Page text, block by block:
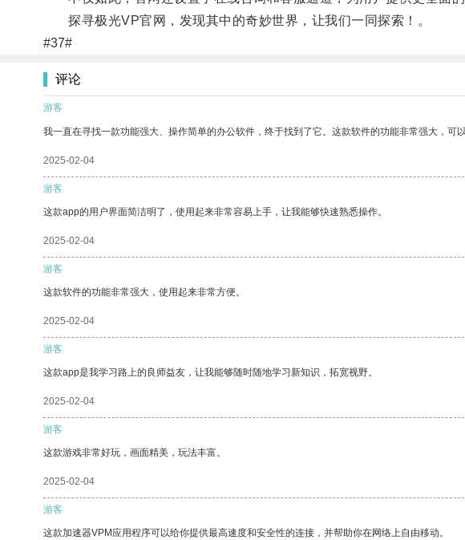
探寻极光VP官网，发现其中的奇妙世界，让我们一同探索！。
#37#
评论
游客
我一直在寻找一款功能强大、操作简单的办公软件，终于找到了它。这款软件的功能非常强大，可
2025-02-04
游客
这款app的用户界面简洁明了，使用起来非常容易上手，让我能够快速熟悉操作。
2025-02-04
游客
这款软件的功能非常强大，使用起来非常方便。
2025-02-04
游客
这款app是我学习路上的良师益友，让我能够随时随地学习新知识，拓宽视野。
2025-02-04
游客
这款游戏非常好玩，画面精美，玩法丰富。
2025-02-04
游客
这款加速器VPM应用程序可以给你提供最高速度和安全性的连接，并帮助你在网络上自由移动。